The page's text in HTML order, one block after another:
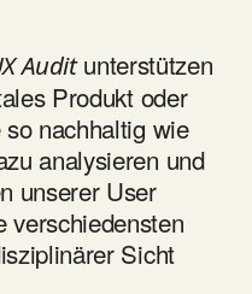
Auditunterstützen
Produkt oder
nachhaltig wie
analysieren und
unserer User
verschiedensten
Sicht
SERVICES